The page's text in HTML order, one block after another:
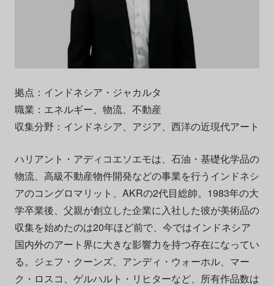
拠点：インドネシア・ジャカルタ
職業：エネルギー、物流、不動産
収集分野：インドネシア、アジア、西洋の近現代アート
ハリアント・アディコエソエモは、石油・基礎化学品の
物流、高級不動産物件開発などの事業を行うインドネシ
アのコングロマリット、AKRの2代目総帥。1983年の大
学卒業後、父親が創立した企業に入社した彼が美術品の
収集を始めたのは20年ほど前で、今ではインドネシア
国内外のアート界に大きな影響力を持つ存在になってい
る。ジェフ・クーンズ、アンディ・ウォーホル、マー
ク・ロスコ、ゲルハルト・リヒターなど、所有作品数は